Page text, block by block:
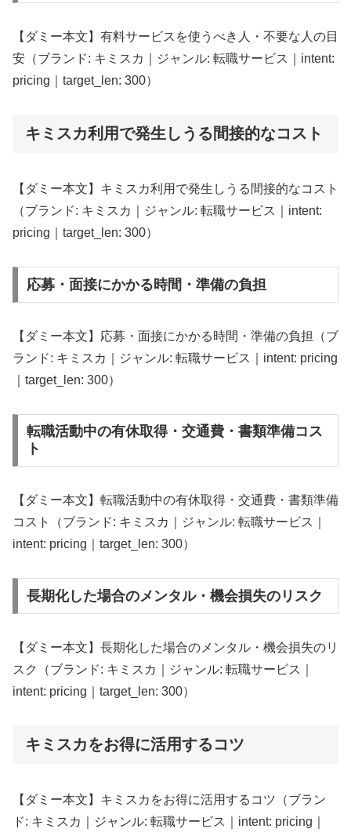
【ダミー本文】有料サービスを使うべき人・不要な人の目
安（ブランド: キミスカ｜ジャンル: 転職サービス｜intent:
pricing｜target_len: 300）
キミスカ利用で発生しうる間接的なコスト
【ダミー本文】キミスカ利用で発生しうる間接的なコスト
（ブランド: キミスカ｜ジャンル: 転職サービス｜intent:
pricing｜target_len: 300）
応募・面接にかかる時間・準備の負担
【ダミー本文】応募・面接にかかる時間・準備の負担（ブ
ランド: キミスカ｜ジャンル: 転職サービス｜intent: pricing
｜target_len: 300）
転職活動中の有休取得・交通費・書類準備コス
ト
【ダミー本文】転職活動中の有休取得・交通費・書類準備
コスト（ブランド: キミスカ｜ジャンル: 転職サービス｜
intent: pricing｜target_len: 300）
長期化した場合のメンタル・機会損失のリスク
【ダミー本文】長期化した場合のメンタル・機会損失のリ
スク（ブランド: キミスカ｜ジャンル: 転職サービス｜
intent: pricing｜target_len: 300）
キミスカをお得に活用するコツ
【ダミー本文】キミスカをお得に活用するコツ（ブラン
ド: キミスカ｜ジャンル: 転職サービス｜intent: pricing｜